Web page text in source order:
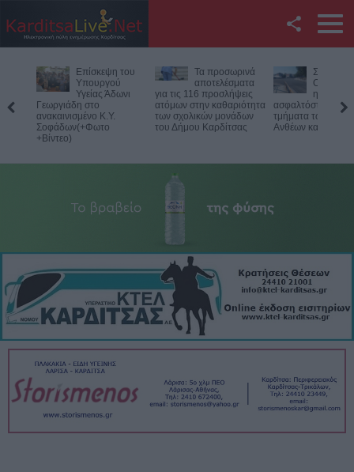
Twitter
YouTube
RSS
Επικοινωνία με το
Επίσκεψη του
Υπουργού
Υγείας Άδωνι
Γεωργιάδη στο
ανακαινισμένο Κ.Y.
Σοφάδων(+Φωτο
+Βίντεο)
Τα προσωρινά
αποτελέσματα
για τις 116 προσλήψεις
ατόμων στην καθαριότητα
των σχολικών μονάδων
του Δήμου Καρδίτσας
Σοφάδες:
η
ασφαλτόστρωση
τμήματα των οδών
Ανθέων και